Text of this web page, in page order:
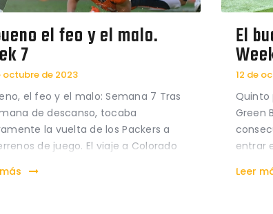
el feo y el malo.
7
octubre de 2023
el feo y el malo: Semana 7 Tras
de descanso, tocaba
la vuelta de los Packers a
de juego. El viaje a Colorado
17-19 en un mal partido de
El
12 de
Quinto
Green
entrar
no fue,
Leer